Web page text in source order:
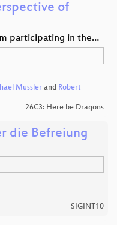
of
participating in the…
Mussler and Robert
26C3: Here be Dragons
die Befreiung
SIGINT10